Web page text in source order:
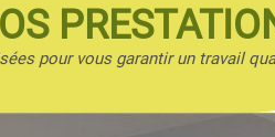
pour vous garantir un travail